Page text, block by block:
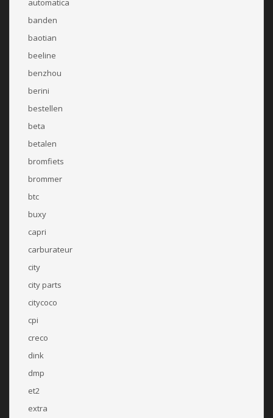
automatica
banden
baotian
beeline
benzhou
berini
bestellen
beta
betalen
bromfiets
brommer
btc
buxy
capri
carburateur
city
city parts
citycoco
cpi
creco
dink
dmp
et2
extra